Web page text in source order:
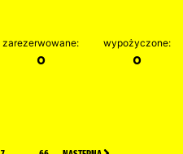
zarezerwowane:
0
wypożyczone:
0